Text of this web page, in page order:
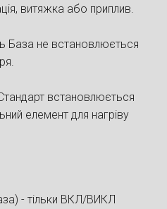
витяжка або приплив.
База не встановлюється
встановлюється
елемент для нагріву
- тільки ВКЛ/ВИКЛ